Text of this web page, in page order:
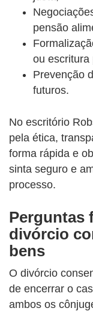
pensão
ou escritura
Prevenção
futuros.
No escritório
pela ética,
forma rápida e
sinta seguro e
processo.
Perguntas
divórcio
bens
O divórcio
de encerrar o
ambos os